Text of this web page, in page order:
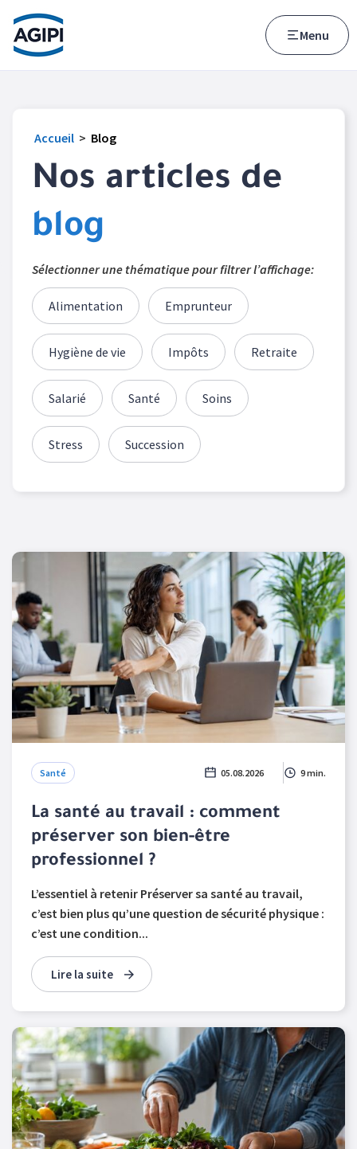
Accès au menu
Accès au contenu principal
Menu
Accueil > Blog
Nos articles de
blog
Sélectionner une thématique pour filtrer l’affichage:
Alimentation Emprunteur
Hygiène de vie Impôts Retraite
Salarié Santé Soins
Stress Succession
Santé 05.08.2026 9 min.
La santé au travail : comment
préserver son bien-être
professionnel ?
L’essentiel à retenir Préserver sa santé au travail,
c’est bien plus qu’une question de sécurité physique :
c’est une condition...
Lire la suite